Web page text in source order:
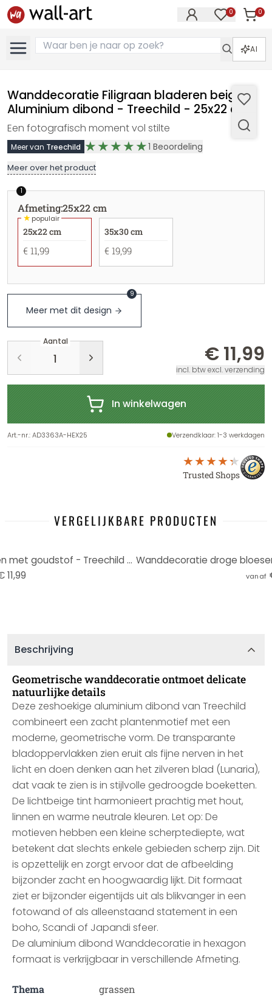
0 0
AI
Wanddecoratie Filigraan bladeren beige -
Aluminium dibond - Treechild - 25x22 cm
Een fotografisch moment vol stilte
Meer van Treechild 1 Beoordeling
Meer over het product
1
Afmeting:25x22 cm
★populair
25x22 cm
€ 11,99
35x30 cm
€ 19,99
Meer met dit design
9
Aantal
€ 11,99
incl. btw excl. verzending
In winkelwagen
Art.-nr.:AD3363A-HEX25 Verzendklaar: 1-3 werkdagen
Trusted Shops
VERGELIJKBARE PRODUCTEN
Wanddecoratie Witte bloemen met goudstof - Treechild - Alu-Dibond
11,99
vanaf
Beschrijving
Geometrische wanddecoratie ontmoet delicate
natuurlijke details
Deze zeshoekige aluminium dibond van Treechild
combineert een zacht plantenmotief met een
moderne, geometrische vorm. De transparante
bladoppervlakken zien eruit als fijne nerven in het
licht en doen denken aan het zilveren blad (Lunaria),
dat vaak te zien is in stijlvolle gedroogde boeketten.
De lichtbeige tint harmonieert prachtig met hout,
linnen en warme neutrale kleuren. Let op: De
motieven hebben een kleine scherptediepte, wat
betekent dat slechts enkele gebieden scherp zijn. Dit
is opzettelijk en zorgt ervoor dat de afbeelding
bijzonder zacht en hoogwaardig lijkt. Dit formaat
ziet er bijzonder eigentijds uit als blikvanger in een
fotowand of als alleenstaand statement in een
boho, Scandi of Japandi sfeer.
De aluminium dibond Wanddecoratie in hexagon
formaat is verkrijgbaar in verschillende Afmeting.
Thema grassen